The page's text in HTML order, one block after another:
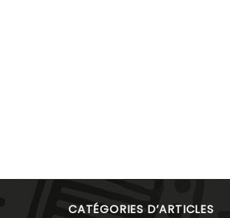
CATÉGORIES D’ARTICLES